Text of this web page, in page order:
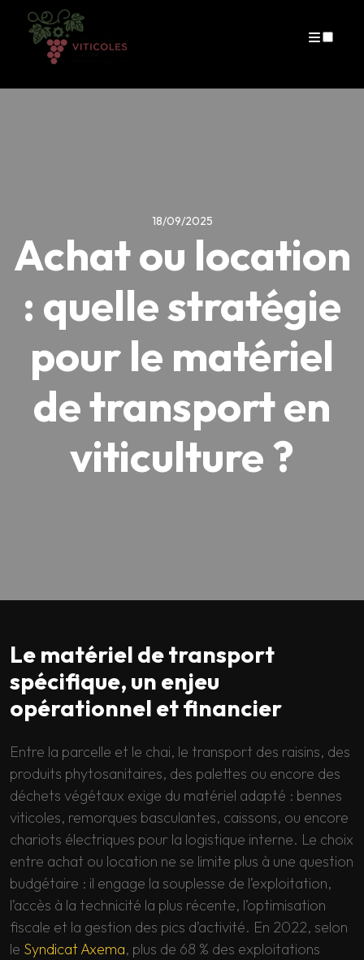
18/09/2025
Achat ou location
: quelle stratégie
pour le matériel
de transport en
viticulture ?
Le matériel de transport
spécifique, un enjeu
opérationnel et financier
Entre la parcelle et le chai, le transport des raisins, des
produits phytosanitaires, des palettes ou encore des
déchets végétaux exige du matériel adapté : bennes
viticoles, remorques basculantes, caissons, ou encore
chariots électriques pour la logistique interne. Le choix
entre achat ou location ne se limite plus à une question
budgétaire : il engage la souplesse de l’exploitation,
l’accès à la technicité la plus récente, l’optimisation
fiscale et la gestion des pics d’activité. En 2022, selon
le Syndicat Axema, plus de 68 % des exploitations